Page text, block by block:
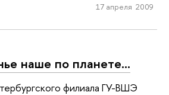
17 апреля 2009
наше по планете…
филиала ГУ-ВШЭ